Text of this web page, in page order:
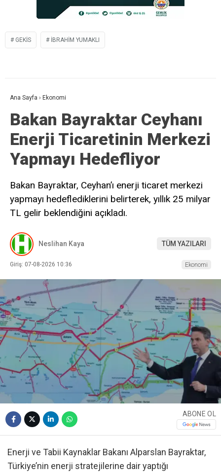
GEKİS IBRAHIM YUMAKLI
Ana Sayfa › Ekonomi
Bakan Bayraktar Ceyhanı
Enerji Ticaretinin Merkezi
Yapmayı Hedefliyor
Bakan Bayraktar, Ceyhan’ı enerji ticaret merkezi
yapmayı hedeflediklerini belirterek, yıllık 25 milyar
TL gelir beklendiğini açıkladı.
Neslihan Kaya TÜM YAZILARI
Giriş: 07-08-2026 10:36 Ekonomi
ABONE OL
Enerji ve Tabii Kaynaklar Bakanı Alparslan Bayraktar,
Türkiye’nin enerji stratejilerine dair yaptığı